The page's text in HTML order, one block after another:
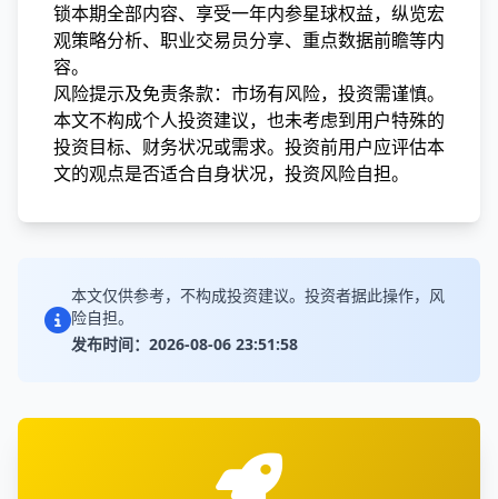
锁本期全部内容、享受一年内参星球权益，纵览宏
观策略分析、职业交易员分享、重点数据前瞻等内
容。
风险提示及免责条款：市场有风险，投资需谨慎。
本文不构成个人投资建议，也未考虑到用户特殊的
投资目标、财务状况或需求。投资前用户应评估本
文的观点是否适合自身状况，投资风险自担。
本文仅供参考，不构成投资建议。投资者据此操作，风
险自担。
发布时间：2026-08-06 23:51:58